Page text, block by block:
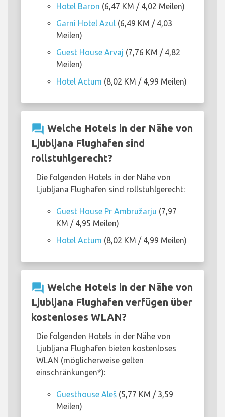
Hotel Baron (6,47 KM / 4,02 Meilen)
Garni Hotel Azul (6,49 KM / 4,03
Meilen)
Guest House Arvaj (7,76 KM / 4,82
Meilen)
Hotel Actum (8,02 KM / 4,99 Meilen)
question_answer Welche Hotels in der Nähe von
Ljubljana Flughafen sind
rollstuhlgerecht?
Die folgenden Hotels in der Nähe von
Ljubljana Flughafen sind rollstuhlgerecht:
Guest House Pr Ambružarju (7,97
KM / 4,95 Meilen)
Hotel Actum (8,02 KM / 4,99 Meilen)
question_answer Welche Hotels in der Nähe von
Ljubljana Flughafen verfügen über
kostenloses WLAN?
Die folgenden Hotels in der Nähe von
Ljubljana Flughafen bieten kostenloses
WLAN (möglicherweise gelten
einschränkungen*):
Guesthouse Aleš (5,77 KM / 3,59
Meilen)